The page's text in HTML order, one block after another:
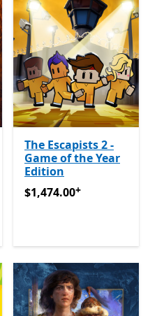
Pass
The Escapists 2 -
Game of the Year
Edition
$1,474.00अॅप खरेदीमधले
$1,474.00+